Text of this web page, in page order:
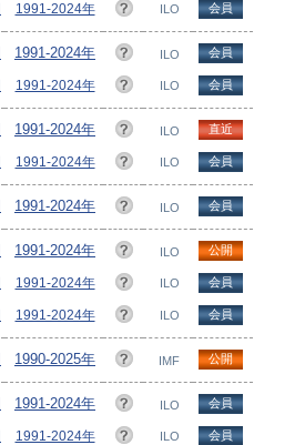
1991-2024年 ILO 会員
1991-2024年 ILO 会員
1991-2024年 ILO 会員
1991-2024年 ILO 直近
1991-2024年 ILO 会員
1991-2024年 ILO 会員
1991-2024年 ILO 公開
1991-2024年 ILO 会員
1991-2024年 ILO 会員
1990-2025年 IMF 公開
1991-2024年 ILO 会員
1991-2024年 ILO 会員